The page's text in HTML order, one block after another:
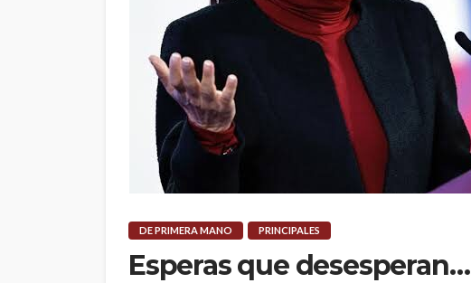
DE PRIMERA MANO PRINCIPALES
Esperas que desesperan…